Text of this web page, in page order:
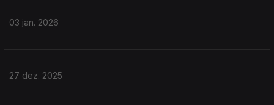
03 jan. 2026
27 dez. 2025